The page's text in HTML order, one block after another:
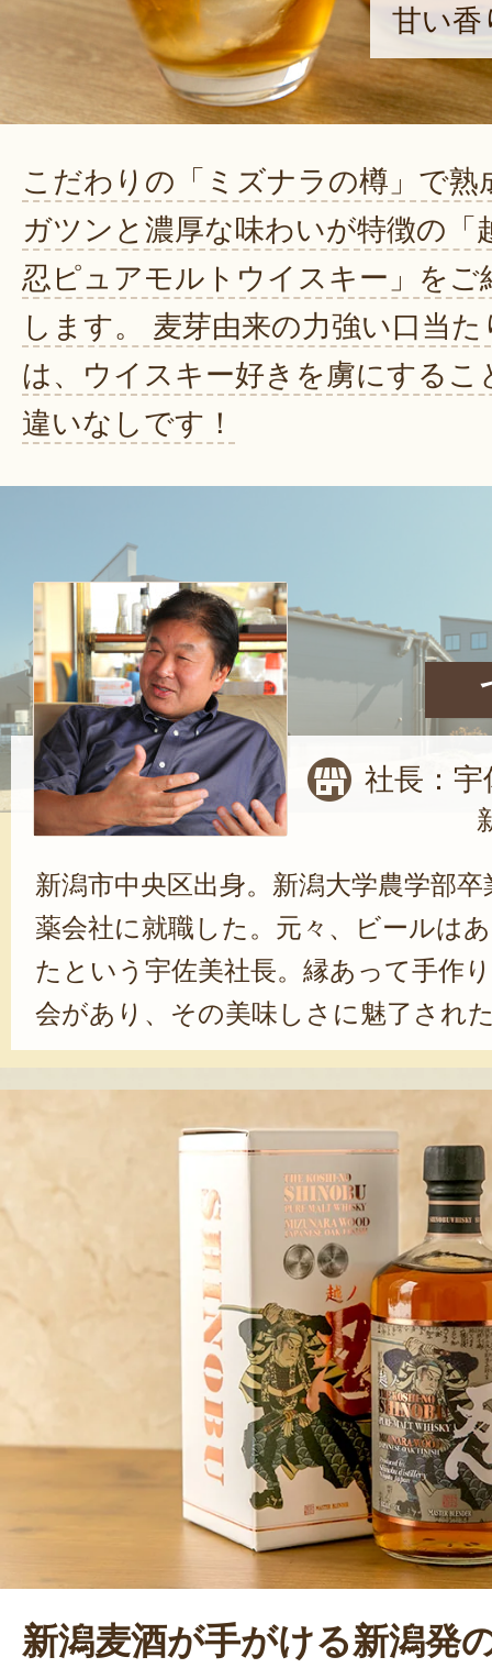
甘い香
こだわりの「ミズナラの樽」で熟
ガツンと濃厚な味わいが特徴の「
忍ピュアモルトウイスキー」をご
します。 麦芽由来の力強い口当た
は、ウイスキー好きを虜にするこ
違いなしです！
社長：宇
新潟市中央区出身。新潟大学農学部
薬会社に就職した。元々、ビールは
たという宇佐美社長。縁あって手作
会があり、その美味しさに魅了され
ルを造る」と決心し、脱サラすると
スタート。本場ヨーロッパで古来か
内発酵」「瓶内熟成」といった製造
て酒造免許を取得した、いわば「本
オニア」である。現在はビール製造
人工栽培や畜産にも力を注ぐ。「地
ル」を追求し、自分が飲んで美味し
造り続けることが今後の目標だ。さ
康効果に着目した新規事業の展開な
組みに世界中から注目が集まってい
新潟麦酒が手がける新潟発